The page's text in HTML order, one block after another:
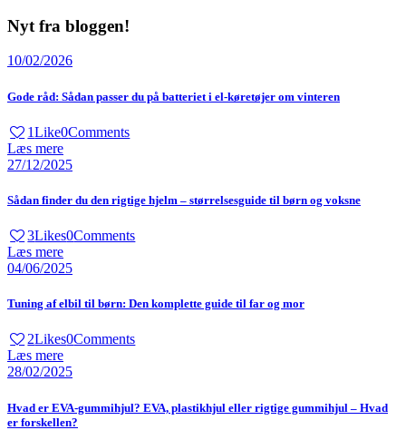
Nyt fra bloggen!
10/02/2026
Gode råd: Sådan passer du på batteriet i el-køretøjer om vinteren
1Like0Comments
Læs mere
27/12/2025
Sådan finder du den rigtige hjelm – størrelsesguide til børn og voksne
3Likes0Comments
Læs mere
04/06/2025
Tuning af elbil til børn: Den komplette guide til far og mor
2Likes0Comments
Læs mere
28/02/2025
Hvad er EVA-gummihjul? EVA, plastikhjul eller rigtige gummihjul – Hvad
er forskellen?